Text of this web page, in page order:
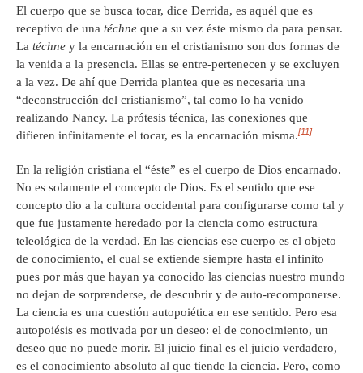
El cuerpo que se busca tocar, dice Derrida, es aquél que es
receptivo de una téchne que a su vez éste mismo da para pensar.
La téchne y la encarnación en el cristianismo son dos formas de
la venida a la presencia. Ellas se entre-pertenecen y se excluyen
a la vez. De ahí que Derrida plantea que es necesaria una
“deconstrucción del cristianismo”, tal como lo ha venido
realizando Nancy. La prótesis técnica, las conexiones que
difieren infinitamente el tocar, es la encarnación misma.[11]
En la religión cristiana el “éste” es el cuerpo de Dios encarnado.
No es solamente el concepto de Dios. Es el sentido que ese
concepto dio a la cultura occidental para configurarse como tal y
que fue justamente heredado por la ciencia como estructura
teleológica de la verdad. En las ciencias ese cuerpo es el objeto
de conocimiento, el cual se extiende siempre hasta el infinito
pues por más que hayan ya conocido las ciencias nuestro mundo
no dejan de sorprenderse, de descubrir y de auto-recomponerse.
La ciencia es una cuestión autopoiética en ese sentido. Pero esa
autopoiésis es motivada por un deseo: el de conocimiento, un
deseo que no puede morir. El juicio final es el juicio verdadero,
es el conocimiento absoluto al que tiende la ciencia. Pero, como